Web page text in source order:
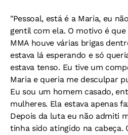
"Pessoal, está é a Maria, eu
gentil com ela. O motivo é
MMA houve várias brigas
estava lá esperando e só
estava tenso. Eu tive um
Maria e queria me desculpar
Eu sou um homem casado,
mulheres. Ela estava apenas
Depois da luta eu não admiti
tinha sido atingido na cabeça.